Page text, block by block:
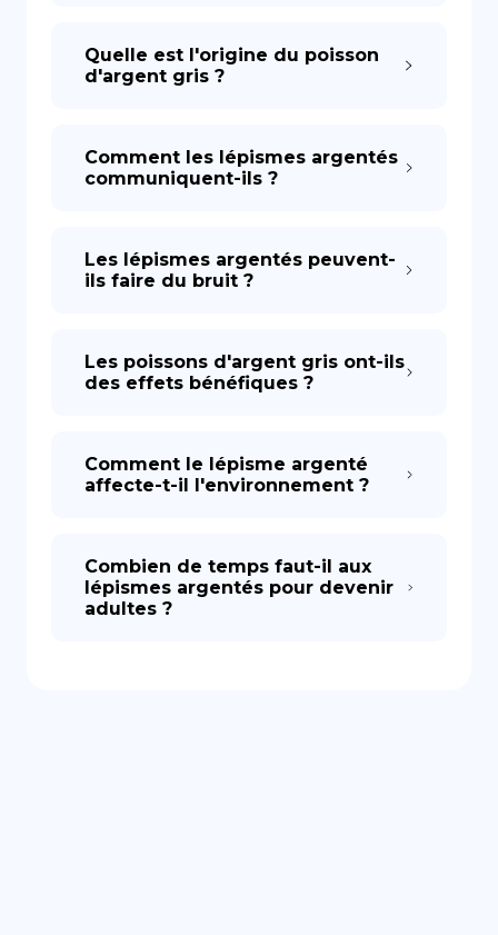
Quelle est l'origine du poisson
d'argent gris ?
Comment les lépismes argentés
communiquent-ils ?
Les lépismes argentés peuvent-
ils faire du bruit ?
Les poissons d'argent gris ont-ils
des effets bénéfiques ?
Comment le lépisme argenté
affecte-t-il l'environnement ?
Combien de temps faut-il aux
lépismes argentés pour devenir
adultes ?